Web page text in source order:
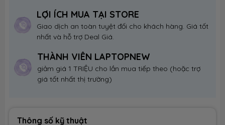
LỢI ÍCH MUA TẠI STORE
Giao dịch an toàn tuyệt đối cho khách hàng. Giá tốt
nhất và hỗ trợ Deal Giá.
THÀNH VIÊN LAPTOPNEW
giảm giá 1 TRIỆU cho lần mua tiếp theo (hoặc trợ
giá tốt nhất thị trường)
Thông số kỹ thuật